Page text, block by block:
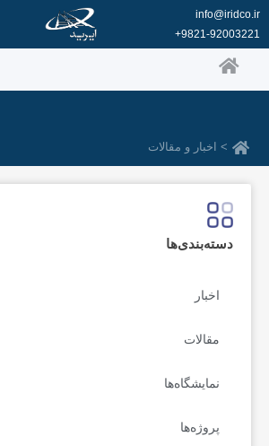
پرش
محتوا
info@iridco.ir
9821-92003221+
> اخبار و مقالات
دسته‌بندی‌ها
اخبار
مقالات
نمایشگاه‌ها
پروژه‌ها